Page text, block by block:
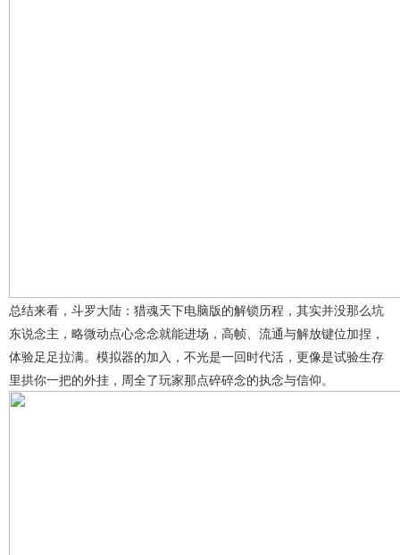
总结来看，斗罗大陆：猎魂天下电脑版的解锁历程，其实并没那么坑
东说念主，略微动点心念念就能进场，高帧、流通与解放键位加捏，
体验足足拉满。模拟器的加入，不光是一回时代活，更像是试验生存
里拱你一把的外挂，周全了玩家那点碎碎念的执念与信仰。